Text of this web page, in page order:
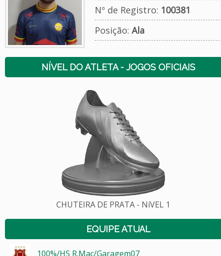
Nº de Registro: 100381
Posição: Ala
NÍVEL DO ATLETA - JOGOS OFICIAIS
CHUTEIRA DE PRATA - NíVEL 1
EQUIPE ATUAL
100%/HS R.Mac/Garagem07